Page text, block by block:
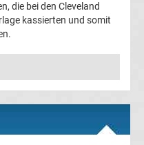
die bei den Cleveland
kassierten und somit